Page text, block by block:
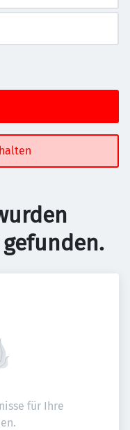
gefunden.
für Ihre